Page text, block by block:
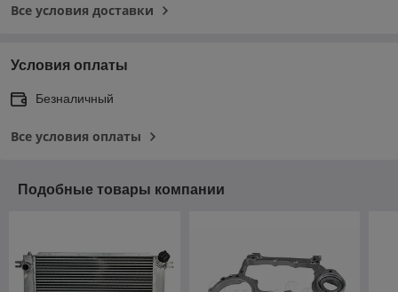
Все условия доставки
Условия оплаты
Безналичный
Все условия оплаты
Подобные товары компании